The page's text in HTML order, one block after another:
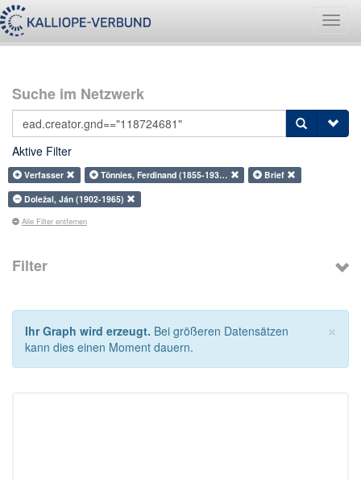
Suche im Netzwerk
Aktive Filter
Verfasser Tönnies, Ferdinand (1855-193…
Brief
Doležal, Ján (1902-1965)
Alle Filter entfernen
Filter
×
Ihr Graph wird erzeugt. Bei größeren Datensätzen
kann dies einen Moment dauern.